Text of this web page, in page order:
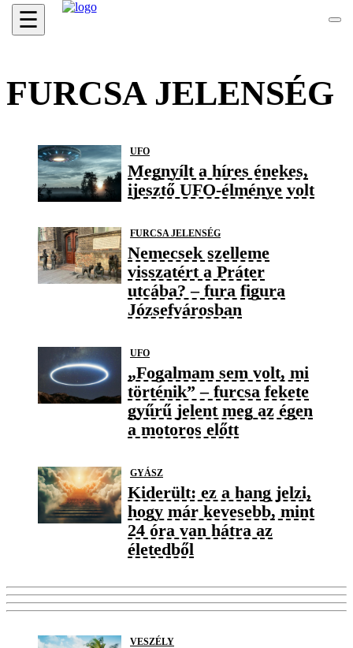
☰
FURCSA JELENSÉG
UFO
Megnyílt a híres énekes,
ijesztő UFO-élménye volt
FURCSA JELENSÉG
Nemecsek szelleme
visszatért a Práter
utcába? – fura figura
Józsefvárosban
UFO
„Fogalmam sem volt, mi
történik” – furcsa fekete
gyűrű jelent meg az égen
a motoros előtt
GYÁSZ
Kiderült: ez a hang jelzi,
hogy már kevesebb, mint
24 óra van hátra az
életedből
VESZÉLY